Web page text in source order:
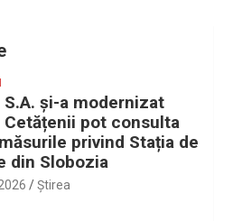
S.A. și-a modernizat
pot consulta
privind Stația de
din Slobozia
Ştirea